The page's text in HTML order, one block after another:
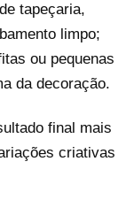
tapeçaria,
limpo;
ou pequenas
da decoração.
final mais
criativas